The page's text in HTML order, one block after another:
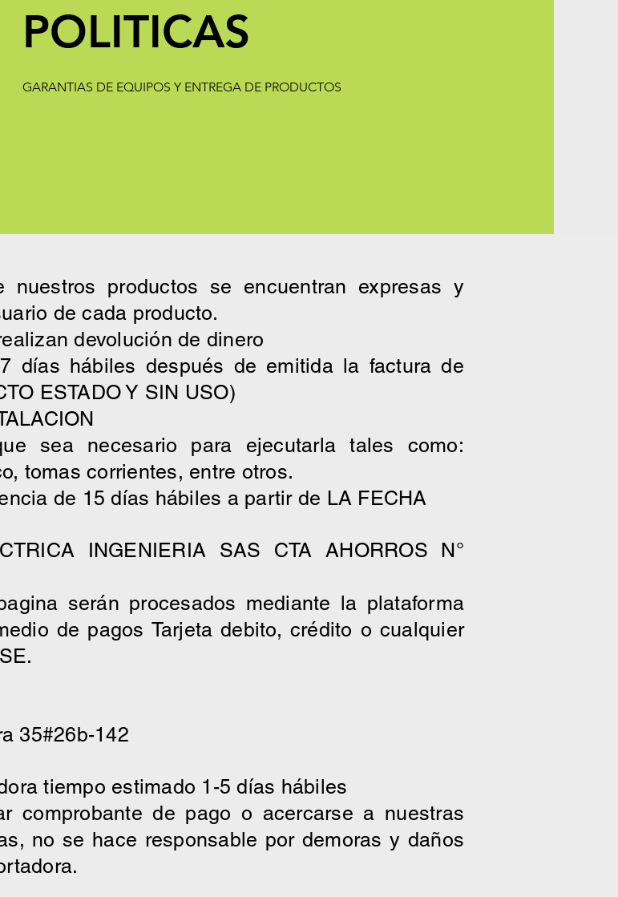
POLITICAS
GARANTIAS DE EQUIPOS Y ENTREGA DE PRODUCTOS
productos se encuentran expresas y
de cada producto.
devolución de dinero
días hábiles después de emitida la factura de
ESTADO Y SIN USO)
sea necesario para ejecutarla tales como:
tomas corrientes, entre otros.
de 15 días hábiles a partir de LA FECHA
INGENIERIA SAS CTA AHORROS N°
serán procesados mediante la plataforma
de pagos Tarjeta debito, crédito o cualquier
35#26b-142
tiempo estimado 1-5 días hábiles
comprobante de pago o acercarse a nuestras
no se hace responsable por demoras y daños